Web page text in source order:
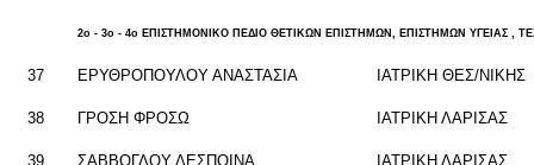
2o - 3o - 4o ΕΠΙ­ΣΤΗ­ΜΟ­ΝΙ­ΚΟ ΠΕΔΙΟ ΘΕ­ΤΙ­ΚΩΝ ΕΠΙ­ΣΤΗ­ΜΩΝ, ΕΠΙ­ΣΤΗ­ΜΩΝ ΥΓΕΙΑΣ ,
37 ΕΡΥ­ΘΡΟ­ΠΟΥ­ΛΟΥ ΑΝΑ­ΣΤΑ­ΣΙΑ ΙΑ­ΤΡΙ­ΚΗ ΘΕΣ/ΝΙΚΗΣ
38 ΓΡΟΣΗ ΦΡΟΣΩ ΙΑ­ΤΡΙ­ΚΗ ΛΑ­ΡΙ­ΣΑΣ
39 ΣΑΒ­ΒΟ­ΓΛΟΥ ΔΕ­ΣΠΟΙ­ΝΑ ΙΑ­ΤΡΙ­ΚΗ ΛΑ­ΡΙ­ΣΑΣ